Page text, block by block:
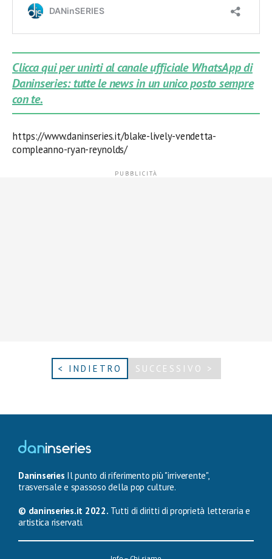
Clicca qui per unirti al canale ufficiale WhatsApp di
Daninseries: tutte le news in un unico posto sempre
con te.
https://www.daninseries.it/blake-lively-vendetta-
compleanno-ryan-reynolds/
< INDIETRO SUCCESSIVO >
Daninseries Il punto di riferimento più "irriverente",
trasversale e spassoso della pop culture.
© daninseries.it 2022. Tutti di diritti di proprietà letteraria e
artistica riservati.